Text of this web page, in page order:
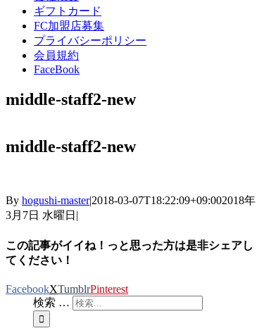
ギフトカード
FC加盟店募集
プライバシーポリシー
会員規約
FaceBook
middle-staff2-new
middle-staff2-new
By hogushi-master|2018-03-07T18:22:09+09:002018年
3月7日 水曜日 |
この記事がイイね！っと思った方は是非シェアし
てください！
FacebookXTumblrPinterest
検索 …